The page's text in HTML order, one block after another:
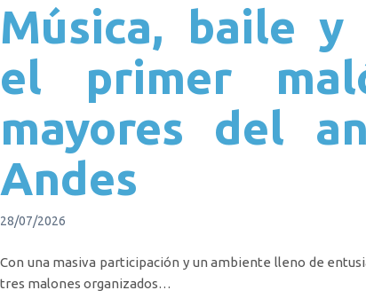
Música, baile y
el primer
mayores del
Andes
28/07/2026
Con una masiva participación y un ambiente lleno de
tres malones organizados…